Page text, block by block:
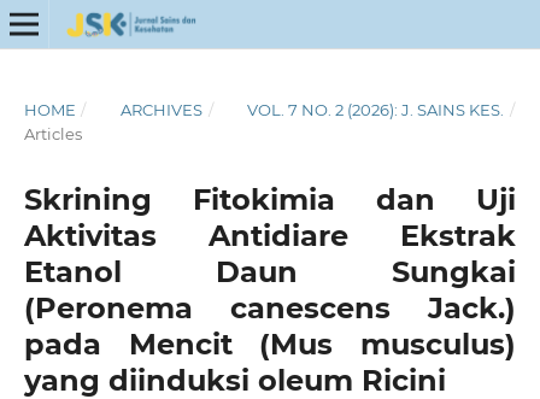
HOME / ARCHIVES / VOL. 7 NO. 2 (2026): J. SAINS KES. /
Articles
Skrining Fitokimia dan Uji
Aktivitas Antidiare Ekstrak
Etanol Daun Sungkai
(Peronema canescens Jack.)
pada Mencit (Mus musculus)
yang diinduksi oleum Ricini